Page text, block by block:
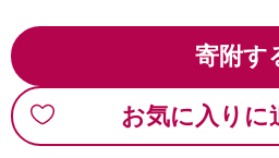
寄附す
お気に入りに